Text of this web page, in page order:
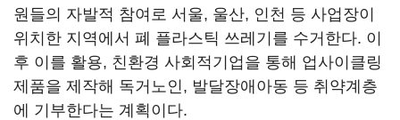
원들의 자발적 참여로 서울, 울산, 인천 등 사업장이
위치한 지역에서 폐 플라스틱 쓰레기를 수거한다. 이
후 이를 활용, 친환경 사회적기업을 통해 업사이클링
제품을 제작해 독거노인, 발달장애아동 등 취약계층
에 기부한다는 계획이다.